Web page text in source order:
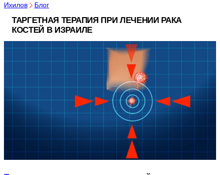
Ихилов Блог
ТАРГЕТНАЯ ТЕРАПИЯ ПРИ ЛЕЧЕНИИ РАКА
КОСТЕЙ В ИЗРАИЛЕ